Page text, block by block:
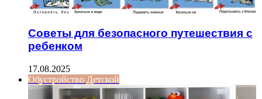
Советы для безопасного путешествия с
ребенком
17.08.2025
Обустройство Детской